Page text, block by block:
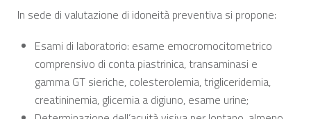
In sede di valutazione di idoneità preventiva si propone:
Esami di laboratorio: esame emocromocitometrico
comprensivo di conta piastrinica, transaminasi e
gamma GT sieriche, colesterolemia, trigliceridemia,
creatininemia, glicemia a digiuno, esame urine;